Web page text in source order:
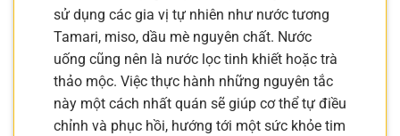
sử dụng các gia vị tự nhiên như nước tương
Tamari, miso, dầu mè nguyên chất. Nước
uống cũng nên là nước lọc tinh khiết hoặc trà
thảo mộc. Việc thực hành những nguyên tắc
này một cách nhất quán sẽ giúp cơ thể tự điều
chỉnh và phục hồi, hướng tới một sức khỏe tim